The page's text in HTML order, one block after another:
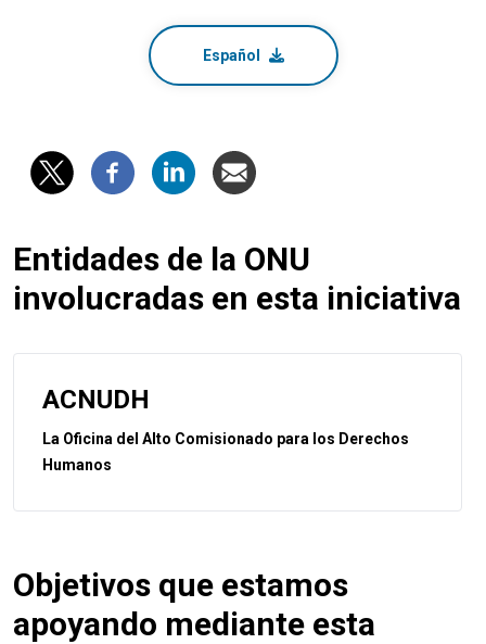
Español
Entidades de la ONU
involucradas en esta iniciativa
ACNUDH
La Oficina del Alto Comisionado para los Derechos
Humanos
Objetivos que estamos
apoyando mediante esta